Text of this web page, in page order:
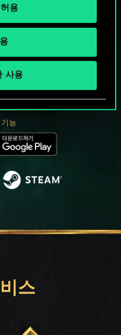
용
사용
신가요?
플레이
능
스